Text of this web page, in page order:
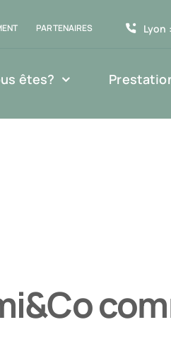
PARTENAIRES Lyon
êtes?